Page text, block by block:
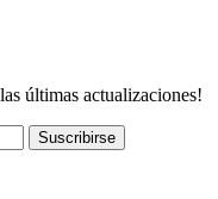
últimas actualizaciones!
Suscribirse